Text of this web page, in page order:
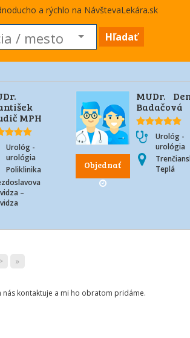
a rýchlo na NávštevaLekára.sk
Hľadať
MPH
Urológ -
urológia
Poliklinika
–
Objednať
MUDr.
Badačová
Urológ -
urológia
Teplá
»
nás kontaktuje a mi ho obratom pridáme.